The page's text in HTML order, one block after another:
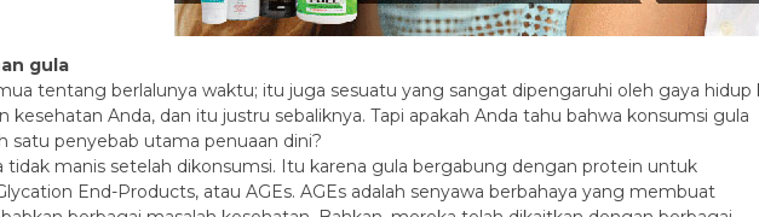
gula
tentang berlalunya waktu; itu juga sesuatu yang sangat dipengaruhi oleh gaya hidup
kesehatan Anda, dan itu justru sebaliknya. Tapi apakah Anda tahu bahwa konsumsi gula
satu penyebab utama penuaan dini?
tidak manis setelah dikonsumsi. Itu karena gula bergabung dengan protein untuk
End-Products, atau AGEs. AGEs adalah senyawa berbahaya yang membuat